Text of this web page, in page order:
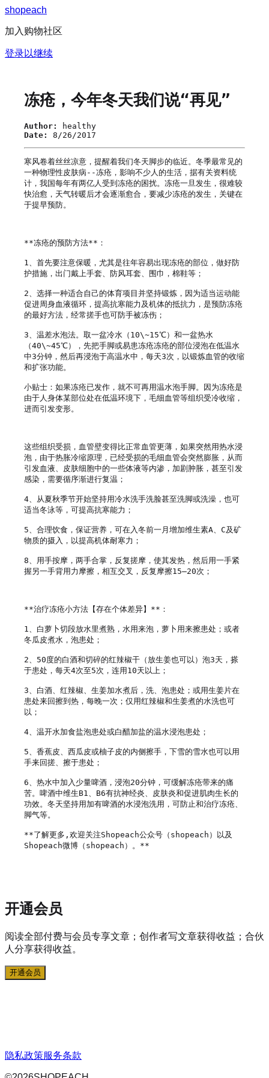
shopeach
加入购物社区
登录以继续
冻疮，今年冬天我们说“再见”
Author:
healthy
Date:
8/26/2017
寒风卷着丝丝凉意，提醒着我们冬天脚步的临近。冬季最常见的
一种物理性皮肤病--冻疮，影响不少人的生活，据有关资料统
计，我国每年有两亿人受到冻疮的困扰。冻疮一旦发生，很难较
快治愈，天气转暖后才会逐渐愈合，要减少冻疮的发生，关键在
于提早预防。
**冻疮的预防方法**：
1、首先要注意保暖，尤其是往年容易出现冻疮的部位，做好防
护措施，出门戴上手套、防风耳套、围巾，棉鞋等；
2、选择一种适合自己的体育项目并坚持锻炼，因为适当运动能
促进周身血液循环，提高抗寒能力及机体的抵抗力，是预防冻疮
的最好方法，经常搓手也可防手被冻伤；
3、温差水泡法。取一盆冷水（10\~15℃）和一盆热水
（40\~45℃），先把手脚或易患冻疮冻疮的部位浸泡在低温水
中3分钟，然后再浸泡于高温水中，每天3次，以锻炼血管的收缩
和扩张功能。
小贴士：如果冻疮已发作，就不可再用温水泡手脚。因为冻疮是
由于人身体某部位处在低温环境下，毛细血管等组织受冷收缩，
进而引发变形。
这些组织受损，血管壁变得比正常血管更薄，如果突然用热水浸
泡，由于热胀冷缩原理，已经受损的毛细血管会突然膨胀，从而
引发血液、皮肤细胞中的一些体液等内渗，加剧肿胀，甚至引发
感染，需要循序渐进行复温；
4、从夏秋季节开始坚持用冷水洗手洗脸甚至洗脚或洗澡，也可
适当冬泳等，可提高抗寒能力；
5、合理饮食，保证营养，可在入冬前一月增加维生素A、C及矿
物质的摄入，以提高机体耐寒力；
8、用手按摩，两手合掌，反复搓摩，使其发热，然后用一手紧
握另一手背用力摩擦，相互交叉，反复摩擦15—20次；
**治疗冻疮小方法【存在个体差异】**：
1、白萝卜切段放水里煮熟，水用来泡，萝卜用来擦患处；或者
冬瓜皮煮水，泡患处；
2、50度的白酒和切碎的红辣椒干（放生姜也可以）泡3天，搽
于患处，每天4次至5次，连用10天以上；
3、白酒、红辣椒、生姜加水煮后，洗、泡患处；或用生姜片在
患处来回擦到热，每晚一次；仅用红辣椒和生姜煮的水洗也可
以；
4、温开水加食盐泡患处或白醋加盐的温水浸泡患处；
5、香蕉皮、西瓜皮或柚子皮的内侧擦手，下雪的雪水也可以用
手来回搓、擦于患处；
6、热水中加入少量啤酒，浸泡20分钟，可缓解冻疮带来的痛
苦。啤酒中维生B1、B6有抗神经炎、皮肤炎和促进肌肉生长的
功效。冬天坚持用加有啤酒的水浸泡洗用，可防止和治疗冻疮、
脚气等。
**了解更多,欢迎关注Shopeach公众号（shopeach）以及
Shopeach微博（shopeach）。**
开通会员
阅读全部付费与会员专享文章；创作者写文章获得收益；合伙
人分享获得收益。
开通会员
隐私政策服务条款